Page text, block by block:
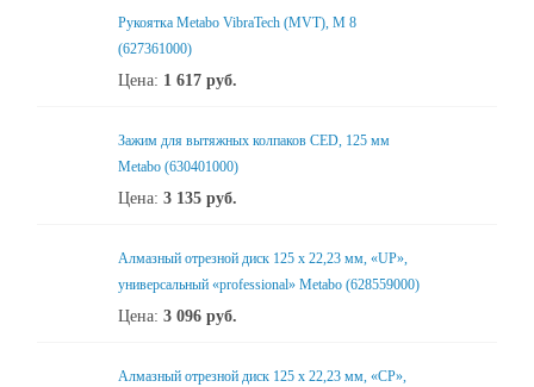
Рукоятка Metabo VibraTech (MVT), M 8
(627361000)
Цена: 1 617 руб.
Зажим для вытяжных колпаков CED, 125 мм
Metabo (630401000)
Цена: 3 135 руб.
Алмазный отрезной диск 125 x 22,23 мм, «UP»,
универсальный «professional» Metabo (628559000)
Цена: 3 096 руб.
Алмазный отрезной диск 125 x 22,23 мм, «CP»,